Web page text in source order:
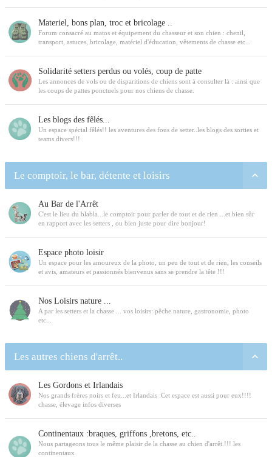
Materiel, bons plan, troc et bricolage ..
Forum consacré au matos et équipement du chasseur et son chien : chenil,
transport, astuces, bricolage, matériel d'éducation, vêtements de chasse etc...
Solidarité setters perdus ou volés, coup de patte
Les annonces de vols ou de disparitions de chiens sont à consulter là : ainsi que
les coups de pattes ponctuels pour nos chiens de chasse.
Les blogs des fêlés...
Un espace spécial fêlés!! les aventures des fous de setter..les blogs des sorties et
teams divers!!!
Le comptoir, le bar, détente et loisirs
Au Bar de l'Arrêt
C'est le lieu du blabla...le comptoir pour parler de tout et de rien ...et bien sûr
en rapport avec les setters , ou bien juste pour dire bonjour!
Espace photo loisir
Un espace pour les amoureux de la photo, un peu de tout et de rien, les conseils
et avis, amateurs et passionnés bienvenus sans se prendre la tête !!!
Nos Loisirs nature ...
A par les setters et la chasse ... vos loisirs: pêche nature, gastronomie, photo
etc...
Les autres chiens d'arrêt..
Les Gordons et Irlandais
Nos grands frères noirs et feu...et Irlandais :Cet espace est aussi pour eux!!!!
chasse, élevage infos diverses
Continentaux :braques, griffons ,bretons, etc..
Nous partageons tous le même plaisir de la chasse au chien d'arrêt.!!! les
continentaux